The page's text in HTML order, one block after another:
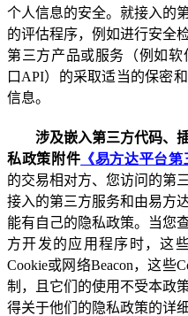
个人信息的安全。就接入的
的评估程序，例如进行安全
第三方产品或服务（例如软
口 API）的采取适当的保密
信息。
涉及嵌入第三方代码、
私政策附件 《易方达平台
的交易相对方、您访问的第
接入的第三方服务和由易方
能有自己的隐私政策。当您
方开发的应用程序时，这
Cookie或网络Beacon，这些
制，且它们的使用不受本政
得关于他们的隐私政策的详